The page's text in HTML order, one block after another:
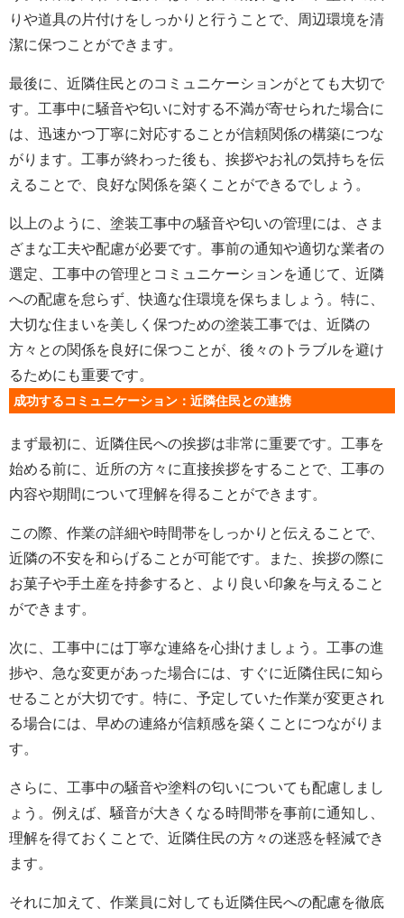
りや道具の片付けをしっかりと行うことで、周辺環境を清
潔に保つことができます。
最後に、近隣住民とのコミュニケーションがとても大切で
す。工事中に騒音や匂いに対する不満が寄せられた場合に
は、迅速かつ丁寧に対応することが信頼関係の構築につな
がります。工事が終わった後も、挨拶やお礼の気持ちを伝
えることで、良好な関係を築くことができるでしょう。
以上のように、塗装工事中の騒音や匂いの管理には、さま
ざまな工夫や配慮が必要です。事前の通知や適切な業者の
選定、工事中の管理とコミュニケーションを通じて、近隣
への配慮を怠らず、快適な住環境を保ちましょう。特に、
大切な住まいを美しく保つための塗装工事では、近隣の
方々との関係を良好に保つことが、後々のトラブルを避け
るためにも重要です。
成功するコミュニケーション：近隣住民との連携
まず最初に、近隣住民への挨拶は非常に重要です。工事を
始める前に、近所の方々に直接挨拶をすることで、工事の
内容や期間について理解を得ることができます。
この際、作業の詳細や時間帯をしっかりと伝えることで、
近隣の不安を和らげることが可能です。また、挨拶の際に
お菓子や手土産を持参すると、より良い印象を与えること
ができます。
次に、工事中には丁寧な連絡を心掛けましょう。工事の進
捗や、急な変更があった場合には、すぐに近隣住民に知ら
せることが大切です。特に、予定していた作業が変更され
る場合には、早めの連絡が信頼感を築くことにつながりま
す。
さらに、工事中の騒音や塗料の匂いについても配慮しまし
ょう。例えば、騒音が大きくなる時間帯を事前に通知し、
理解を得ておくことで、近隣住民の方々の迷惑を軽減でき
ます。
それに加えて、作業員に対しても近隣住民への配慮を徹底